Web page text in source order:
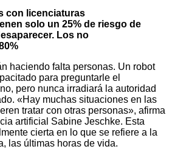
con licenciaturas
solo un 25% de riesgo de
Los no
haciendo falta personas. Un robot
para preguntarle el
pero nunca irradiará la autoridad
«Hay muchas situaciones en las
tratar con otras personas», afirma
artificial Sabine Jeschke. Esta
cierta en lo que se refiere a la
las últimas horas de vida.